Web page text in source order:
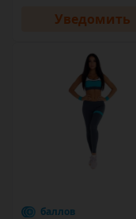
Уведомить
баллов